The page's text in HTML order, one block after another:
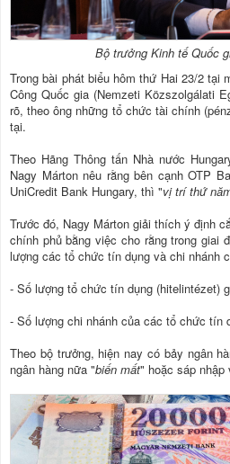
Bộ trưởng Kinh tế Quốc
Trong bài phát biểu hôm thứ Hai 23/2 tại
Công Quốc gia (Nemzeti Közszolgálati
rõ, theo ông những tổ chức tài chính
tại.
Theo Hãng Thông tấn Nhà nước
Nagy Márton nêu rằng bên cạnh OTP
UniCredit Bank Hungary, thì "vị trí thứ
Trước đó, Nagy Márton giải thích ý định
chính phủ bằng việc cho rằng trong giai
lượng các tổ chức tín dụng và chi nhánh
- Số lượng tổ chức tín dụng (hitelintézet)
- Số lượng chi nhánh của các tổ chức tín
Theo bộ trưởng, hiện nay có bảy ngân
ngân hàng nữa "biến mất" hoặc sáp nhập